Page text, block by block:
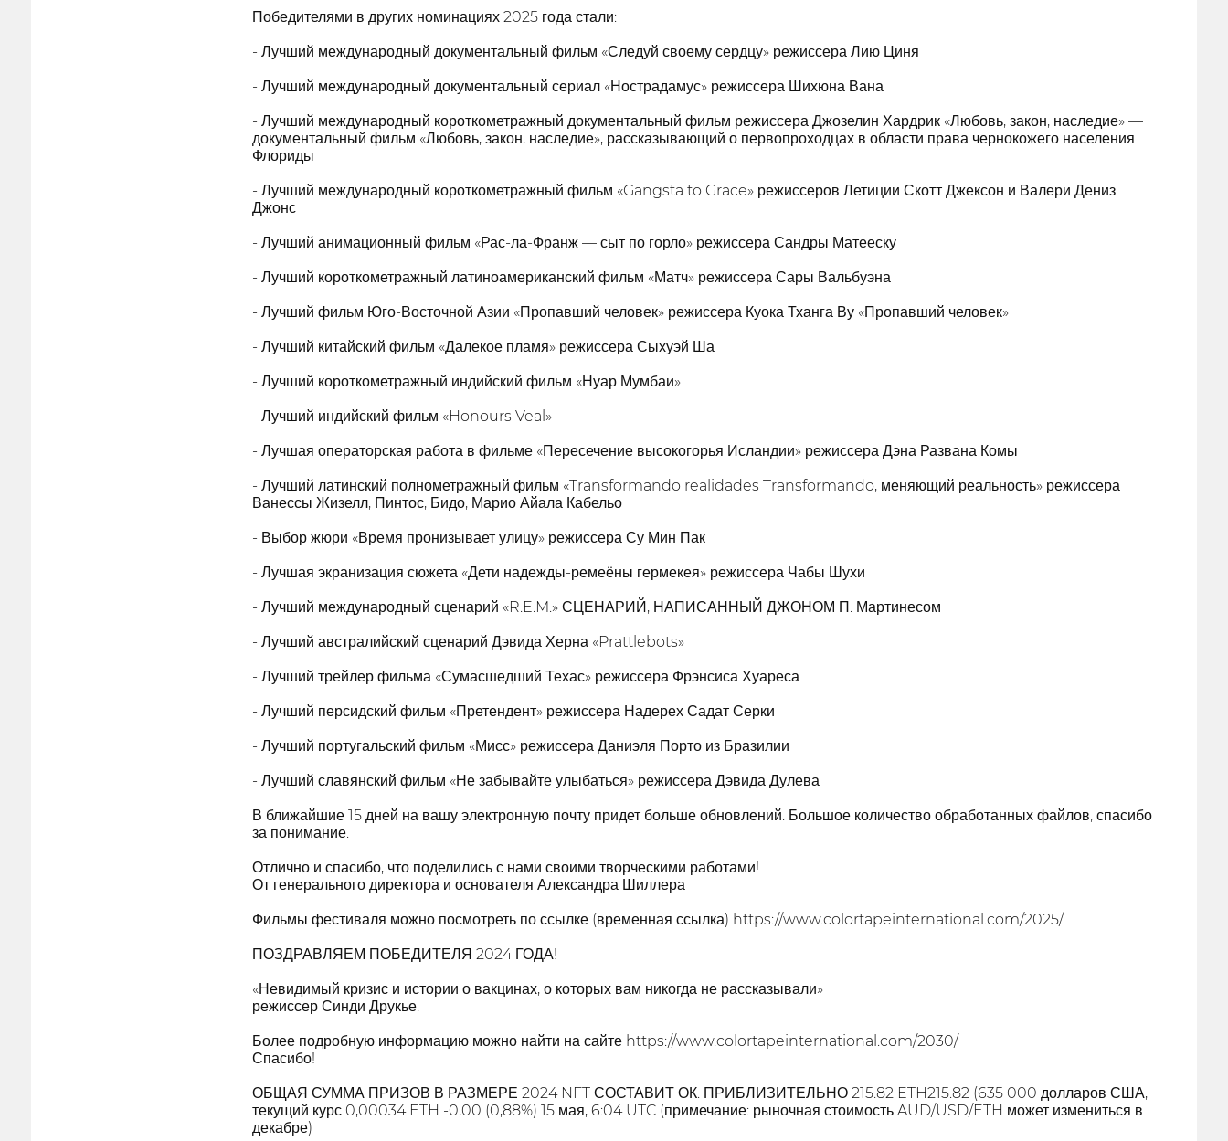
Победителями в других номинациях 2025 года стали:
- Лучший международный документальный фильм «Следуй своему сердцу» режиссера Лию Циня
- Лучший международный документальный сериал «Нострадамус» режиссера Шихюна Вана
- Лучший международный короткометражный документальный фильм режиссера Джозелин Хардрик «Любовь, закон, наследие» —
документальный фильм «Любовь, закон, наследие», рассказывающий о первопроходцах в области права чернокожего населения
Флориды
- Лучший международный короткометражный фильм «Gangsta to Grace» режиссеров Летиции Скотт Джексон и Валери Дениз
Джонс
- Лучший анимационный фильм «Рас-ла-Франж — сыт по горло» режиссера Сандры Матееску
- Лучший короткометражный латиноамериканский фильм «Матч» режиссера Сары Вальбуэна
- Лучший фильм Юго-Восточной Азии «Пропавший человек» режиссера Куока Тханга Ву «Пропавший человек»
- Лучший китайский фильм «Далекое пламя» режиссера Сыхуэй Ша
- Лучший короткометражный индийский фильм «Нуар Мумбаи»
- Лучший индийский фильм «Honours Veal»
- Лучшая операторская работа в фильме «Пересечение высокогорья Исландии» режиссера Дэна Развана Комы
- Лучший латинский полнометражный фильм «Transformando realidades Transformando, меняющий реальность» режиссера
Ванессы Жизелл, Пинтос, Бидо, Марио Айала Кабельо
- Выбор жюри «Время пронизывает улицу» режиссера Су Мин Пак
- Лучшая экранизация сюжета «Дети надежды-ремеёны гермекея» режиссера Чабы Шухи
- Лучший международный сценарий «R.E.M.» СЦЕНАРИЙ, НАПИСАННЫЙ ДЖОНОМ П. Мартинесом
- Лучший австралийский сценарий Дэвида Херна «Prattlebots»
- Лучший трейлер фильма «Сумасшедший Техас» режиссера Фрэнсиса Хуареса
- Лучший персидский фильм «Претендент» режиссера Надерех Садат Серки
- Лучший португальский фильм «Мисс» режиссера Даниэля Порто из Бразилии
- Лучший славянский фильм «Не забывайте улыбаться» режиссера Дэвида Дулева
В ближайшие 15 дней на вашу электронную почту придет больше обновлений. Большое количество обработанных файлов, спасибо
за понимание.
Отлично и спасибо, что поделились с нами своими творческими работами!
От генерального директора и основателя Александра Шиллера
Фильмы фестиваля можно посмотреть по ссылке (временная ссылка) https://www.colortapeinternational.com/2025/
ПОЗДРАВЛЯЕМ ПОБЕДИТЕЛЯ 2024 ГОДА!
«Невидимый кризис и истории о вакцинах, о которых вам никогда не рассказывали»
режиссер Синди Друкье.
Более подробную информацию можно найти на сайте https://www.colortapeinternational.com/2030/
Спасибо!
ОБЩАЯ СУММА ПРИЗОВ В РАЗМЕРЕ 2024 NFT СОСТАВИТ ОК. ПРИБЛИЗИТЕЛЬНО 215.82 ETH215.82 (635 000 долларов США,
текущий курс 0,00034 ETH -0,00 (0,88%) 15 мая, 6:04 UTC (примечание: рыночная стоимость AUD/USD/ETH может измениться в
декабре)